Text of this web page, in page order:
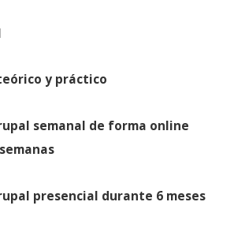
y práctico
semanal de forma online
presencial durante 6 meses